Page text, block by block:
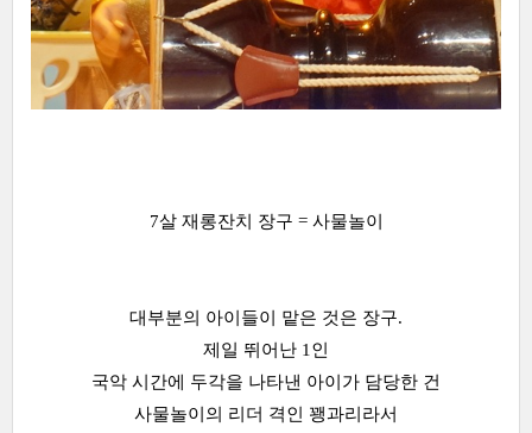
7살 재롱잔치 장구 = 사물놀이
대부분의 아이들이 맡은 것은 장구.
제일 뛰어난 1인
국악 시간에 두각을 나타낸 아이가 담당한 건
사물놀이의 리더 격인 꽹과리라서